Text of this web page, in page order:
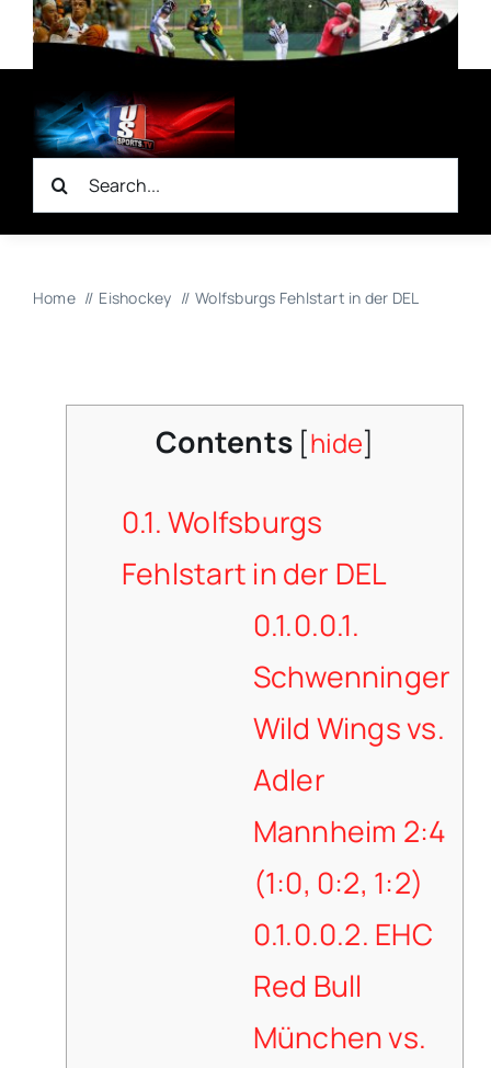
Zum
Inhalt
springen
Suche
nach:
Home Eishockey Wolfsburgs Fehlstart in der DEL
Contents [hide]
0.1.Wolfsburgs
Fehlstart in der DEL
0.1.0.0.1.
Schwenninger
Wild Wings vs.
Adler
Mannheim 2:4
(1:0, 0:2, 1:2)
0.1.0.0.2. EHC
Red Bull
München vs.